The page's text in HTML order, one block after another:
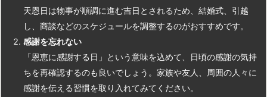
天恩日は物事が順調に進む吉日とされるため、結婚式、引越
し、商談などのスケジュールを調整するのがおすすめです。
感謝を忘れない
「恩恵に感謝する日」という意味を込めて、日頃の感謝の気持
ちを再確認するのも良いでしょう。家族や友人、周囲の人々に
感謝を伝える習慣を取り入れてみてください。